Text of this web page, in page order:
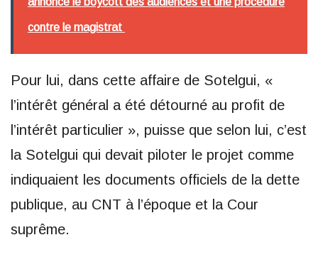
contre le magistrat
Pour lui, dans cette affaire de Sotelgui, «
l’intérêt général a été détourné au profit de
l’intérêt particulier », puisse que selon lui, c’est
la Sotelgui qui devait piloter le projet comme
indiquaient les documents officiels de la dette
publique, au CNT à l’époque et la Cour
suprême.